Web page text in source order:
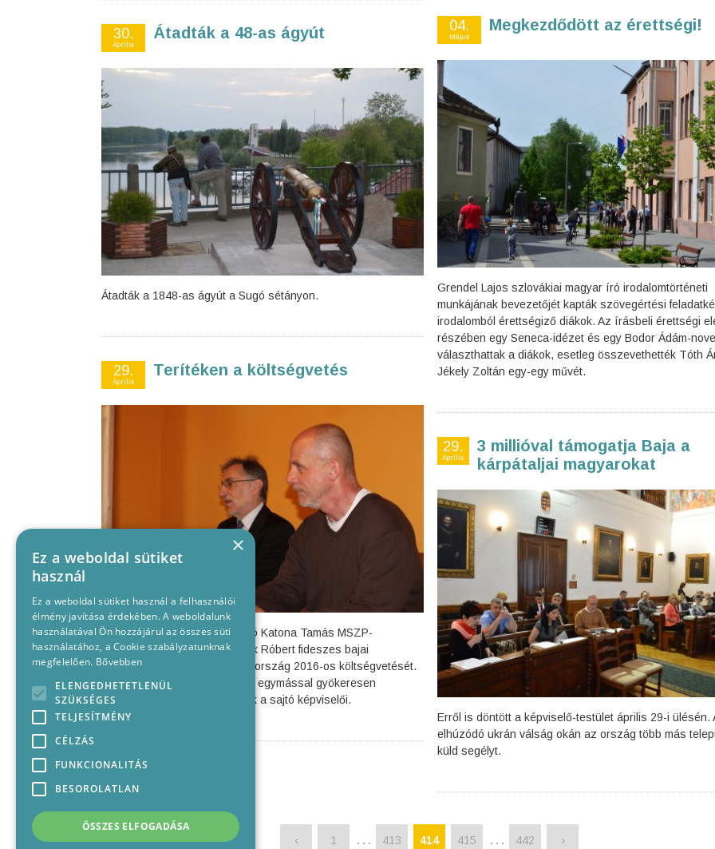
04.
Május
Megkezdődött az érettségi!
Grendel Lajos szlovákiai magyar író irodalomtörténeti
munkájának bevezetőjét kapták szövegértési
irodalomból érettségiző diákok. Az írásbeli érettségi
részében egy Seneca-idézet és egy Bodor Ádám-
választhattak a diákok, esetleg összevethették Tóth
Jékely Zoltán egy-egy művét.
30.
Április
Átadták a 48-as ágyút
Átadták a 1848-as ágyút a Sugó sétányon.
29.
Április
Terítéken a költségvetés
Kedd délután a Bajára látogató Katona Tamás MSZP-
pártigazgató, szerdán Fercsák Róbert fideszes bajai
polgármester kommentálta az ország 2016-os költségvetését.
Mondanunk sem kell, hogy két egymással gyökeresen
ellentétes véleményt hallhattak a sajtó képviselői.
29.
Április
3 millióval támogatja Baja a
kárpátaljai magyarokat
Erről is döntött a képviselő-testület április 29-i ülésén.
elhúzódó ukrán válság okán az ország több más
küld segélyt.
‹ 1 … 413 414 415 … 442 ›
×
Ez a weboldal sütiket
használ
Ez a weboldal sütiket használ a felhasználói
élmény javítása érdekében. A weboldalunk
használatával Ön hozzájárul az összes süti
használatához, a Cookie szabályzatunknak
megfelelően. Bővebben
ELENGEDHETETLENÜL
SZÜKSÉGES
TELJESÍTMÉNY
CÉLZÁS
FUNKCIONALITÁS
BESOROLATLAN
ÖSSZES ELFOGADÁSA